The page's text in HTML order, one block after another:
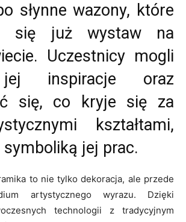
słynne wazony, które
się już wystaw na
Uczestnicy mogli
inspiracje oraz
się, co kryje się za
kształtami,
symboliką jej prac.
to nie tylko dekoracja, ale przede
artystycznego wyrazu. Dzięki
technologii z tradycyjnym